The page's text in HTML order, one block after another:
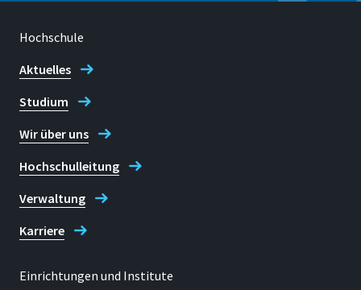
Standort
Sankt Augustin
Raum
E 237
Grantham-Allee 20
53757, Sankt Augustin
Hochschule
Aktuelles
Studium
Wir über uns
Hochschulleitung
Verwaltung
Karriere
Einrichtungen und Institute